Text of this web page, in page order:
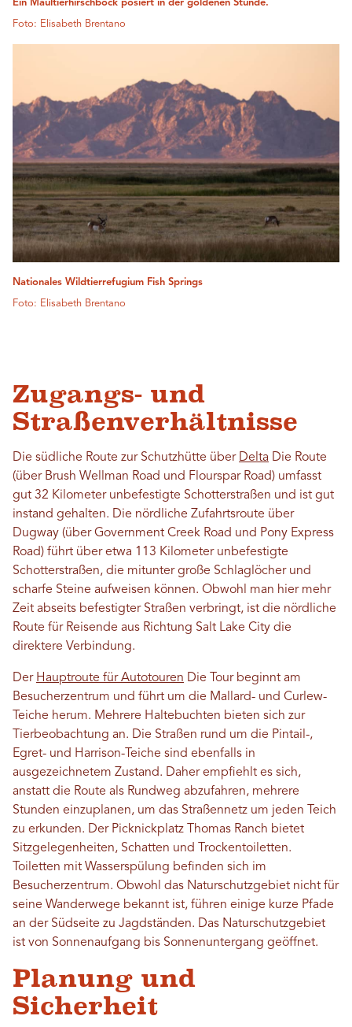
Ein Maultierhirschbock posiert in der goldenen Stunde.
Foto: Elisabeth Brentano
Nationales Wildtierrefugium Fish Springs
Foto: Elisabeth Brentano
Zugangs- und
Straßenverhältnisse
Die südliche Route zur Schutzhütte über Delta Die Route
(über Brush Wellman Road und Flourspar Road) umfasst
gut 32 Kilometer unbefestigte Schotterstraßen und ist gut
instand gehalten. Die nördliche Zufahrtsroute über
Dugway (über Government Creek Road und Pony Express
Road) führt über etwa 113 Kilometer unbefestigte
Schotterstraßen, die mitunter große Schlaglöcher und
scharfe Steine ​​aufweisen können. Obwohl man hier mehr
Zeit abseits befestigter Straßen verbringt, ist die nördliche
Route für Reisende aus Richtung Salt Lake City die
direktere Verbindung.
Der Hauptroute für Autotouren Die Tour beginnt am
Besucherzentrum und führt um die Mallard- und Curlew-
Teiche herum. Mehrere Haltebuchten bieten sich zur
Tierbeobachtung an. Die Straßen rund um die Pintail-,
Egret- und Harrison-Teiche sind ebenfalls in
ausgezeichnetem Zustand. Daher empfiehlt es sich,
anstatt die Route als Rundweg abzufahren, mehrere
Stunden einzuplanen, um das Straßennetz um jeden Teich
zu erkunden. Der Picknickplatz Thomas Ranch bietet
Sitzgelegenheiten, Schatten und Trockentoiletten.
Toiletten mit Wasserspülung befinden sich im
Besucherzentrum. Obwohl das Naturschutzgebiet nicht für
seine Wanderwege bekannt ist, führen einige kurze Pfade
an der Südseite zu Jagdständen. Das Naturschutzgebiet
ist von Sonnenaufgang bis Sonnenuntergang geöffnet.
Planung und
Sicherheit